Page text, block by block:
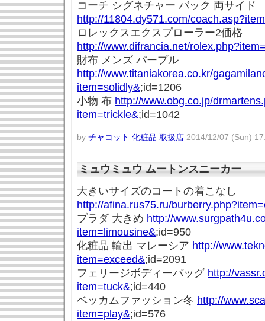
コーチ シグネチャー バック 両サイド
http://11804.dy571.com/
ロレックスエクスプローラー2価格
http://www.difrancia.net/
財布 メンズ パープル
http://www.titaniakorea.co.kr/
item=solidly&;id=1206
小物 布 http://www.obg.co.jp/
item=trickle&;id=1042
by チャコット 化粧品 取扱店 2014/12/07 (Sun)
ミュウミュウ ムートンスニーカー
大きいサイズのコートの着こなし
http://afina.rus75.ru/
プラダ 大きめ http://
item=limousine&;id=950
化粧品 輸出 マレーシア http://
item=exceed&;id=2091
フェリージボディーバッグ http://
item=tuck&;id=440
ベッカムファッション冬 http://
item=play&;id=576